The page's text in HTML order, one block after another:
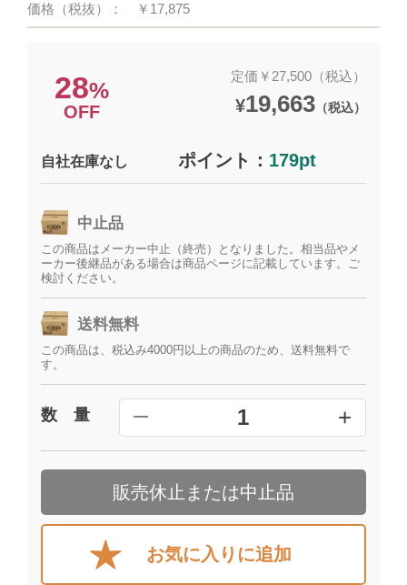
価格（税抜）：
￥17,875
28%
OFF
定価￥27,500（税込）
¥19,663（税込）
自社在庫なし ポイント： 179pt
中止品
この商品はメーカー中止（終売）となりました。相当品やメ
ーカー後継品がある場合は商品ページに記載しています。ご
検討ください。
送料無料
この商品は、税込み4000円以上の商品のため、送料無料で
す。
数 量 ━ 1 +
販売休止または中止品
お気に入りに追加